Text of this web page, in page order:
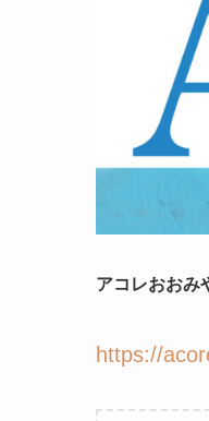
アコレおおみ
https://